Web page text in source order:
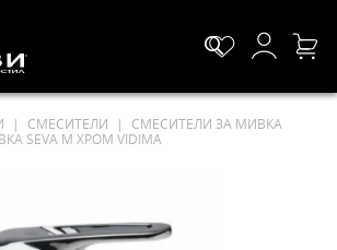
СМЕСИТЕЛИ
СМЕСИТЕЛИ ЗА МИВКА
SEVA M ХРОМ VIDIMA